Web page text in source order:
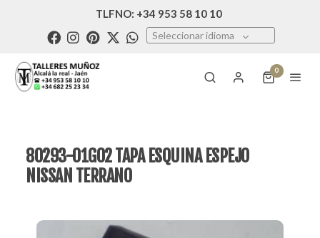
TLFNO: +34 953 58 10 10
Seleccionar idioma
0
80293-01G02 TAPA ESQUINA ESPEJO
NISSAN TERRANO